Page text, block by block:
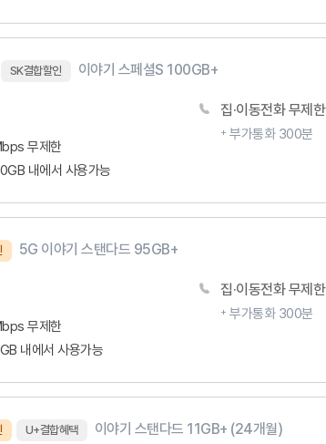
SK결합할인 이야기 스페셜S 100GB+
무제한
내에서 사용가능
집·이동전화 무제한
부가통화 300분
5G 이야기 스탠다드 95GB+
무제한
내에서 사용가능
집·이동전화 무제한
부가통화 300분
U+결합혜택 이야기 스탠다드 11GB+ (24개월)